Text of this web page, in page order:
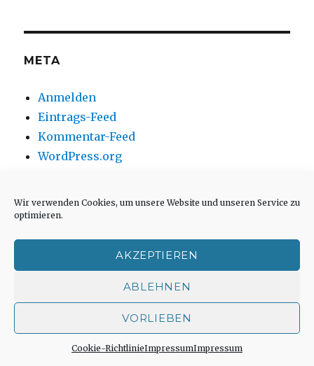
Wir verwenden Cookies, um unsere Website und unseren Service zu
optimieren.
AKZEPTIEREN
ABLEHNEN
VORLIEBEN
Cookie-RichtlinieImpressumImpressum
anzeigenanzeigen
META
Anmelden
Eintrags-Feed
Kommentar-Feed
WordPress.org
Startseite
Weitere Veröffentlichungen in Büchern oder
Zeitschriften
Position der Homepage und zum Begriff des